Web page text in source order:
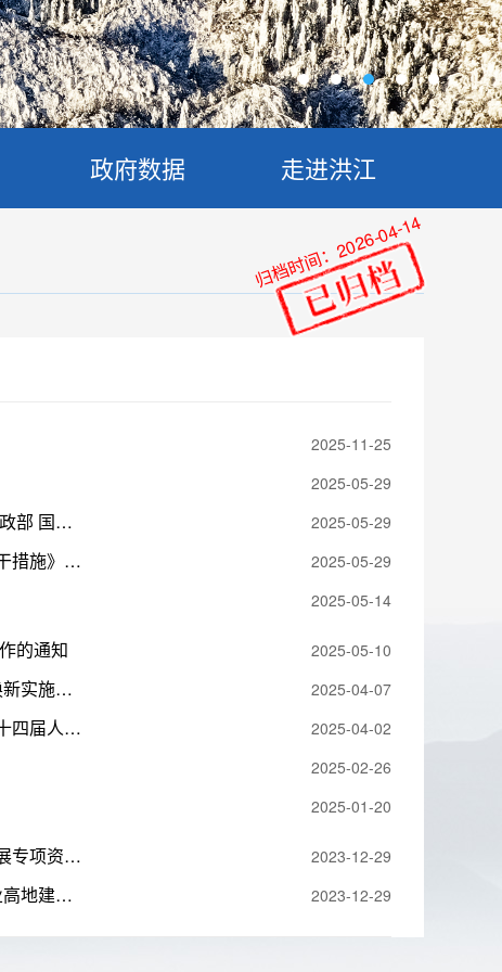
政府数据 走进洪江
2025-11-25
2025-05-29
科技部 中国人民银行 金融监管总局 中国证监会 国家发展改革委 财政部 国务院国资委 关于印发《加快构建科技金融体制 有力支撑高水平科技自立自强的若干政策举措》的通知 2025-05-29
国家金融监督管理总局等八部门关于印发《支持小微企业融资的若干措施》的通知 2025-05-29
2025-05-14
的通知 2025-05-10
湖南省商务厅 湖南省财政厅关于印发《2025年湖南省消费品以旧换新实施细则》的通知 2025-04-07
湖南省促进金融支持科技型中小企业创新发展若干规定（湖南省第十四届人民代表大会常务委员会公告第51号） 2025-04-02
2025-02-26
2025-01-20
湖南省财政厅湖南省工业和信息化厅关于印发《湖南省中小企业发展专项资金管理办法》的通知 2023-12-29
湖南省财政厅 湖南省工业和信息化厅 关于印发《湖南省先进制造业高地建设专项资金管理办法》的通知 2023-12-29
归档时间：2026-04-14